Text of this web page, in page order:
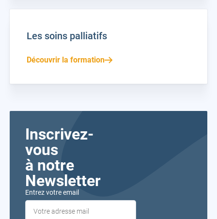
Les soins palliatifs
Découvrir la formation
Inscrivez-
vous
à notre
Newsletter
Entrez votre email